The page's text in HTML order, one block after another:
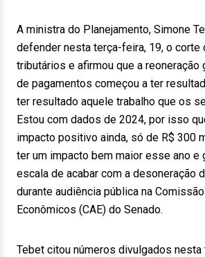
A ministra do Planejamento, Simone
defender nesta terça-feira, 19, o
tributários e afirmou que a reoneração
de pagamentos começou a ter
ter resultado aquele trabalho que os
Estou com dados de 2024, por isso
impacto positivo ainda, só de R$ 300
ter um impacto bem maior esse ano e
escala de acabar com a desoneração
durante audiência pública na
Econômicos (CAE) do Senado.
Tebet citou números divulgados